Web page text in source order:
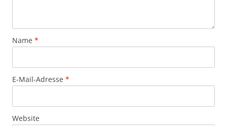
Name *
E-Mail-Adresse *
Website